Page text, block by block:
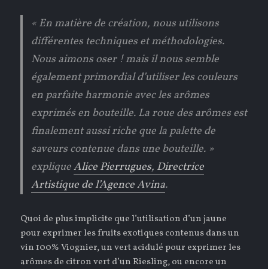
« En matière de création, nous utilisons
différentes techniques et méthodologies.
Nous aimons oser ! mais il nous semble
également primordial d’utiliser les couleurs
en parfaite harmonie avec les arômes
exprimés en bouteille. La roue des arômes est
finalement aussi riche que la palette de
saveurs contenue dans une bouteille. »
expliqueAlice Pierrugues, Directrice
Artistique de l’Agence Avina.
Quoi de plus implicite que l’utilisation d’un jaune
pour exprimer les fruits exotiques contenus dans un
vin 100% Viognier, un vert acidulé pour exprimer les
arômes de citron vert d’un Riesling, ou encore un